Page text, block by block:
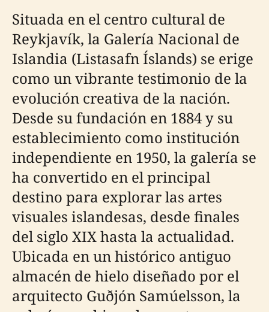
Situada en el centro cultural de
Reykjavík, la Galería Nacional de
Islandia (Listasafn Íslands) se erige
como un vibrante testimonio de la
evolución creativa de la nación.
Desde su fundación en 1884 y su
establecimiento como institución
independiente en 1950, la galería se
ha convertido en el principal
destino para explorar las artes
visuales islandesas, desde finales
del siglo XIX hasta la actualidad.
Ubicada en un histórico antiguo
almacén de hielo diseñado por el
arquitecto Guðjón Samúelsson, la